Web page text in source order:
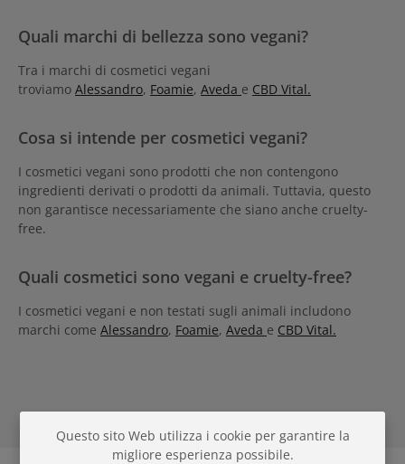
Quali marchi di bellezza sono vegani?
Tra i marchi di cosmetici vegani
troviamo Alessandro, Foamie, Aveda e CBD Vital.
Cosa si intende per cosmetici vegani?
I cosmetici vegani sono prodotti che non contengono
ingredienti derivati o prodotti da animali. Tuttavia, questo
non garantisce necessariamente che siano anche cruelty-
free.
Quali cosmetici sono vegani e cruelty-free?
I cosmetici vegani e non testati sugli animali includono
marchi come Alessandro, Foamie, Aveda e CBD Vital.
Questo sito Web utilizza i cookie per garantire la
migliore esperienza possibile.